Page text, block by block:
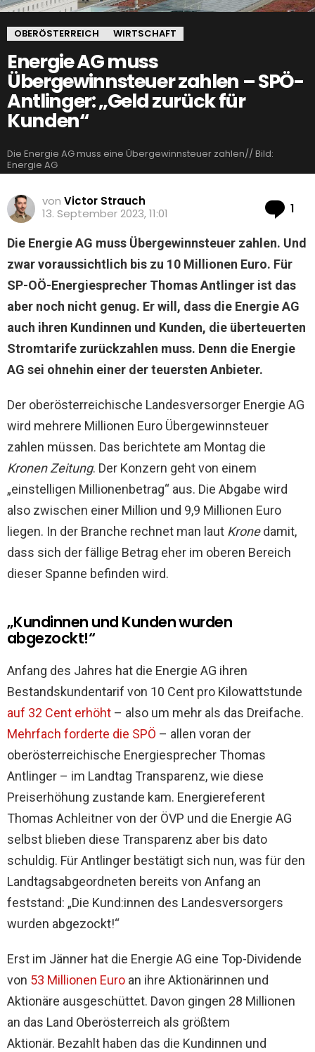
OBERÖSTERREICH WIRTSCHAFT
Energie AG muss
Übergewinnsteuer zahlen – SPÖ-
Antlinger: „Geld zurück für
Kunden“
Die Energie AG muss eine Übergewinnsteuer zahlen// Bild:
Energie AG
von Victor Strauch
13. September 2023, 11:01
1
Die Energie AG muss Übergewinnsteuer zahlen. Und
zwar voraussichtlich bis zu 10 Millionen Euro. Für
SP-OÖ-Energiesprecher Thomas Antlinger ist das
aber noch nicht genug. Er will, dass die Energie AG
auch ihren Kundinnen und Kunden, die überteuerten
Stromtarife zurückzahlen muss. Denn die Energie
AG sei ohnehin einer der teuersten Anbieter.
Der oberösterreichische Landesversorger Energie AG
wird mehrere Millionen Euro Übergewinnsteuer
zahlen müssen. Das berichtete am Montag die
Kronen Zeitung. Der Konzern geht von einem
„einstelligen Millionenbetrag“ aus. Die Abgabe wird
also zwischen einer Million und 9,9 Millionen Euro
liegen. In der Branche rechnet man laut Kronedamit,
dass sich der fällige Betrag eher im oberen Bereich
dieser Spanne befinden wird.
„Kundinnen und Kunden wurden
abgezockt!“
Anfang des Jahres hat die Energie AG ihren
Bestandskundentarif von 10 Cent pro Kilowattstunde
auf 32 Cent erhöht – also um mehr als das Dreifache.
Mehrfach forderte die SPÖ – allen voran der
oberösterreichische Energiesprecher Thomas
Antlinger – im Landtag Transparenz, wie diese
Preiserhöhung zustande kam. Energiereferent
Thomas Achleitner von der ÖVP und die Energie AG
selbst blieben diese Transparenz aber bis dato
schuldig. Für Antlinger bestätigt sich nun, was für den
Landtagsabgeordneten bereits von Anfang an
feststand: „Die Kund:innen des Landesversorgers
wurden abgezockt!“
Erst im Jänner hat die Energie AG eine Top-Dividende
von 53 Millionen Euro an ihre Aktionärinnen und
Aktionäre ausgeschüttet. Davon gingen 28 Millionen
an das Land Oberösterreich als größtem
Aktionär. Bezahlt haben das die Kundinnen und